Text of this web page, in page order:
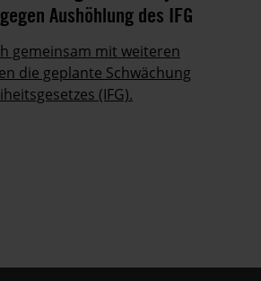
Aushöhlung des IFG
gemeinsam mit weiteren
die geplante Schwächung
(IFG).